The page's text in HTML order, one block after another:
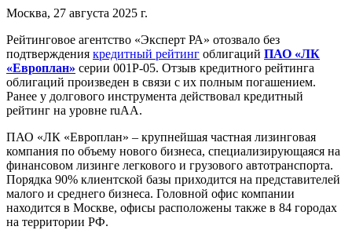
Москва, 27 августа 2025 г.
Рейтинговое агентство «Эксперт РА» отозвало без
подтверждения кредитный рейтинг облигаций ПАО «ЛК
«Европлан» серии 001P-05. Отзыв кредитного рейтинга
облигаций произведен в связи с их полным погашением.
Ранее у долгового инструмента действовал кредитный
рейтинг на уровне ruAА.
ПАО «ЛК «Европлан» – крупнейшая частная лизинговая
компания по объему нового бизнеса, специализирующаяся на
финансовом лизинге легкового и грузового автотранспорта.
Порядка 90% клиентской базы приходится на представителей
малого и среднего бизнеса. Головной офис компании
находится в Москве, офисы расположены также в 84 городах
на территории РФ.